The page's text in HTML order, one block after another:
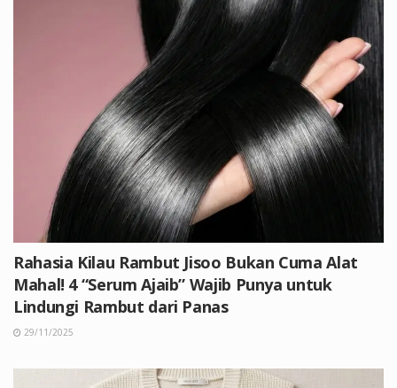
Rahasia Kilau Rambut Jisoo Bukan Cuma Alat
Mahal! 4 “Serum Ajaib” Wajib Punya untuk
Lindungi Rambut dari Panas
29/11/2025